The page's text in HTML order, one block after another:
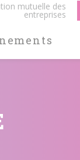
mutuelle des
entreprises